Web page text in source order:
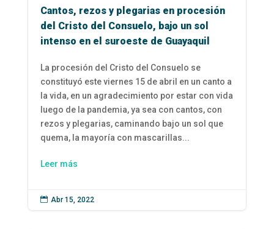
Cantos, rezos y plegarias en procesión
del Cristo del Consuelo, bajo un sol
intenso en el suroeste de Guayaquil
La procesión del Cristo del Consuelo se
constituyó este viernes 15 de abril en un canto a
la vida, en un agradecimiento por estar con vida
luego de la pandemia, ya sea con cantos, con
rezos y plegarias, caminando bajo un sol que
quema, la mayoría con mascarillas...
Leer más
 Abr 15, 2022